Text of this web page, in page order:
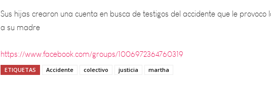
a su madre
https://www.facebook.com/groups/1006972364760319
ETIQUETAS Accidente colectivo justicia martha